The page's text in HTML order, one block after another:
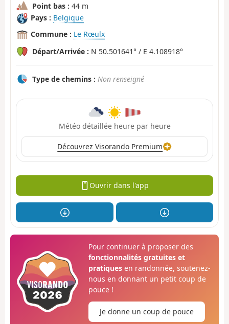
Point bas : 44 m
Pays : Belgique
Commune : Le Rœulx
Départ/Arrivée : N 50.501641° / E 4.108918°
Type de chemins : Non renseigné
Météo détaillée heure par heure
Découvrez Visorando Premium
Ouvrir dans l'app
Pour continuer à proposer des
fonctionnalités gratuites et
pratiquesen randonnée, soutenez-
nous en donnant un petit coup de
pouce !
Je donne un coup de pouce